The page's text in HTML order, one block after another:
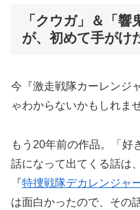
「クウガ」＆「
が、初めて手がけ
今『激走戦隊カーレンジ
ゃわからないかもしれま
もう20年前の作品。「好
話になって出てくる話は
『特捜戦隊デカレンジャ
は面白かったので、その